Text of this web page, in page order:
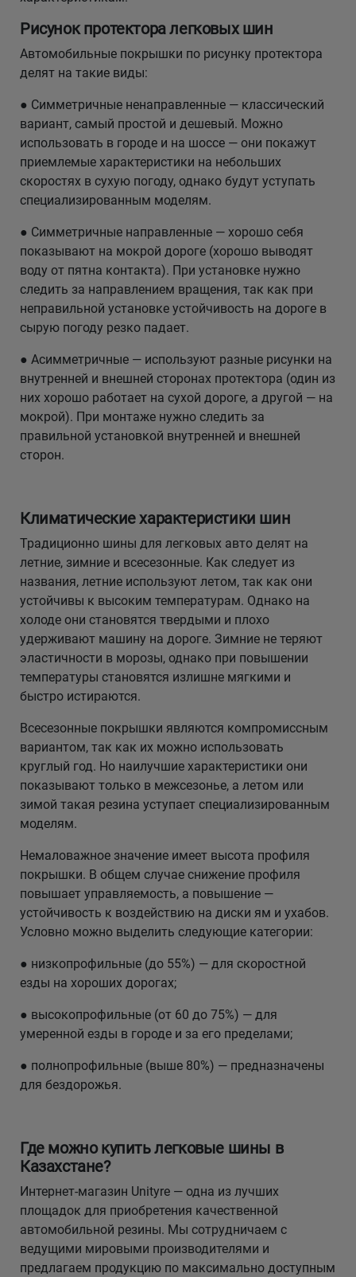
Рисунок протектора легковых шин
Автомобильные покрышки по рисунку протектора
делят на такие виды:
● Симметричные ненаправленные — классический
вариант, самый простой и дешевый. Можно
использовать в городе и на шоссе — они покажут
приемлемые характеристики на небольших
скоростях в сухую погоду, однако будут уступать
специализированным моделям.
● Симметричные направленные — хорошо себя
показывают на мокрой дороге (хорошо выводят
воду от пятна контакта). При установке нужно
следить за направлением вращения, так как при
неправильной установке устойчивость на дороге в
сырую погоду резко падает.
● Асимметричные — используют разные рисунки на
внутренней и внешней сторонах протектора (один из
них хорошо работает на сухой дороге, а другой — на
мокрой). При монтаже нужно следить за
правильной установкой внутренней и внешней
сторон.
Климатические характеристики шин
Традиционно шины для легковых авто делят на
летние, зимние и всесезонные. Как следует из
названия, летние используют летом, так как они
устойчивы к высоким температурам. Однако на
холоде они становятся твердыми и плохо
удерживают машину на дороге. Зимние не теряют
эластичности в морозы, однако при повышении
температуры становятся излишне мягкими и
быстро истираются.
Всесезонные покрышки являются компромиссным
вариантом, так как их можно использовать
круглый год. Но наилучшие характеристики они
показывают только в межсезонье, а летом или
зимой такая резина уступает специализированным
моделям.
Немаловажное значение имеет высота профиля
покрышки. В общем случае снижение профиля
повышает управляемость, а повышение —
устойчивость к воздействию на диски ям и ухабов.
Условно можно выделить следующие категории:
● низкопрофильные (до 55%) — для скоростной
езды на хороших дорогах;
● высокопрофильные (от 60 до 75%) — для
умеренной езды в городе и за его пределами;
● полнопрофильные (выше 80%) — предназначены
для бездорожья.
Где можно купить легковые шины в
Казахстане?
Интернет-магазин Unityre — одна из лучших
площадок для приобретения качественной
автомобильной резины. Мы сотрудничаем с
ведущими мировыми производителями и
предлагаем продукцию по максимально доступным